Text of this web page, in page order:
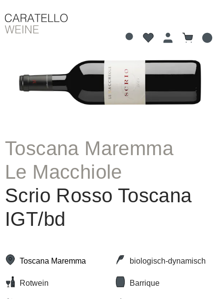
Bildergalerie überspringen
Toscana Maremma
Le Macchiole
Scrio Rosso Toscana
IGT/bd
Toscana Maremma biologisch-dynamisch
Rotwein Barrique